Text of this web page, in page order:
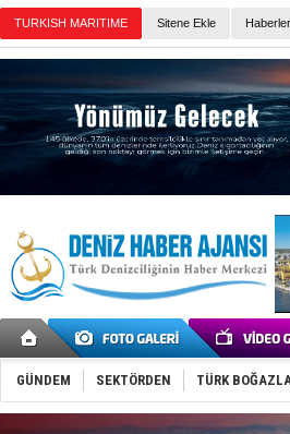
TURKISH MARITIME Sitene Ekle Haberler
GÜNDEM SEKTÖRDEN TÜRK